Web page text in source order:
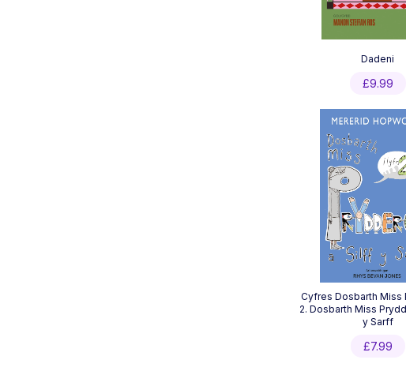
Dadeni
£9.99
Cyfres Dosbarth Miss
2. Dosbarth Miss
y Sarff
£7.99